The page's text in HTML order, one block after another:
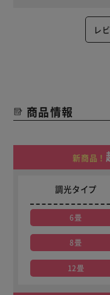
レ
商品情報
新商品！
調光タイプ
6畳
8畳
12畳